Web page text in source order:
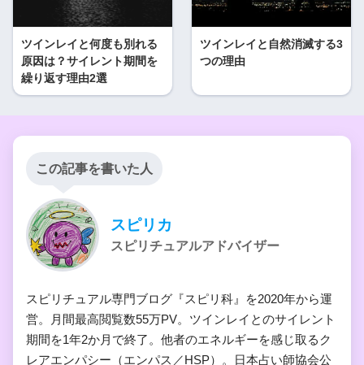
ツインレイと何度も別れる
原因は？サイレント期間を
繰り返す理由2選
ツインレイと自然消滅する3
つの理由
この記事を書いた人
スピリカ
スピリチュアルアドバイザー
スピリチュアル専門ブログ『スピリ科』を2020年から運
営。月間最高閲覧数55万PV。ツインレイとのサイレント
期間を1年2か月で終了。他者のエネルギーを感じ取るク
レアエンパシー（エンパス／HSP）。日本占い師協会公